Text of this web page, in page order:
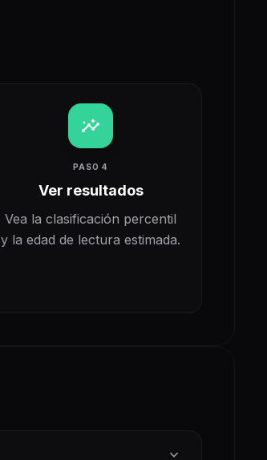
insights
PASO 4
Ver resultados
Vea la clasificación percentil
y la edad de lectura estimada.
expand_more